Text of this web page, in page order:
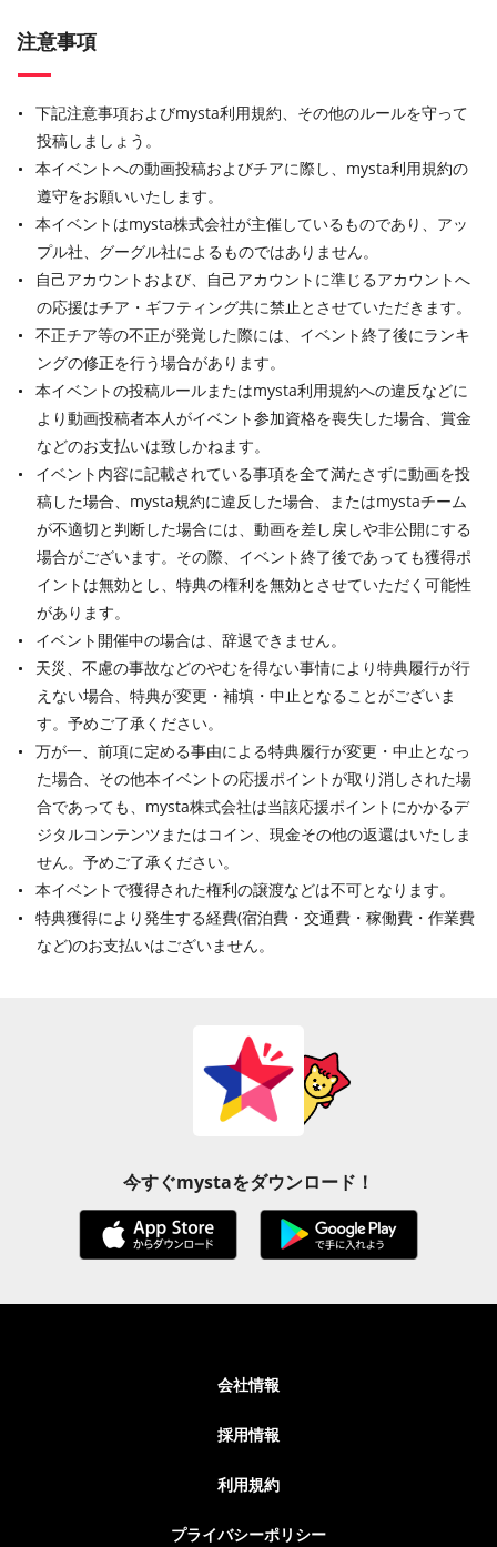
注意事項
下記注意事項およびmysta利用規約、その他のルールを守って
投稿しましょう。
本イベントへの動画投稿およびチアに際し、mysta利用規約の
遵守をお願いいたします。
本イベントはmysta株式会社が主催しているものであり、アッ
プル社、グーグル社によるものではありません。
自己アカウントおよび、自己アカウントに準じるアカウントへ
の応援はチア・ギフティング共に禁止とさせていただきます。
不正チア等の不正が発覚した際には、イベント終了後にランキ
ングの修正を行う場合があります。
本イベントの投稿ルールまたはmysta利用規約への違反などに
より動画投稿者本人がイベント参加資格を喪失した場合、賞金
などのお支払いは致しかねます。
イベント内容に記載されている事項を全て満たさずに動画を投
稿した場合、mysta規約に違反した場合、またはmystaチーム
が不適切と判断した場合には、動画を差し戻しや非公開にする
場合がございます。その際、イベント終了後であっても獲得ポ
イントは無効とし、特典の権利を無効とさせていただく可能性
があります。
イベント開催中の場合は、辞退できません。
天災、不慮の事故などのやむを得ない事情により特典履行が行
えない場合、特典が変更・補填・中止となることがございま
す。予めご了承ください。
万が一、前項に定める事由による特典履行が変更・中止となっ
た場合、その他本イベントの応援ポイントが取り消しされた場
合であっても、mysta株式会社は当該応援ポイントにかかるデ
ジタルコンテンツまたはコイン、現金その他の返還はいたしま
せん。予めご了承ください。
本イベントで獲得された権利の譲渡などは不可となります。
特典獲得により発生する経費(宿泊費・交通費・稼働費・作業費
など)のお支払いはございません。
今すぐmystaをダウンロード！
会社情報
採用情報
利用規約
プライバシーポリシー